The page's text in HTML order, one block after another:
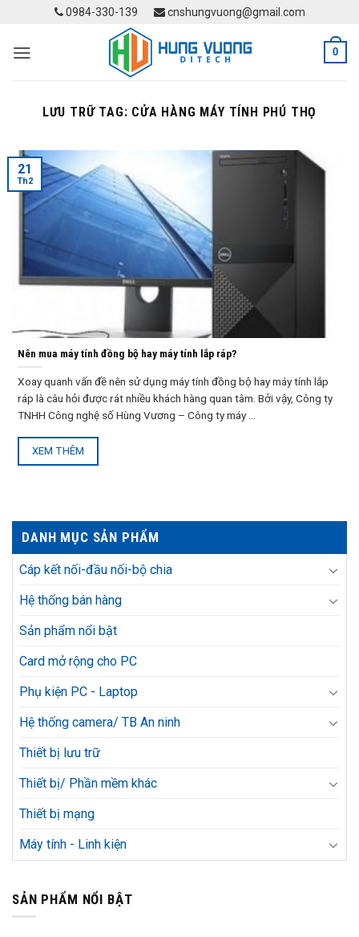
content
0984-330-139 cnshungvuong@gmail.com
0
LƯU TRỮ TAG: CỬA HÀNG MÁY TÍNH PHÚ THỌ
Nên mua máy tính đồng bộ hay máy tính lắp ráp?
Xoay quanh vấn đề nên sử dụng máy tính đồng bộ hay máy tính lắp
ráp là câu hỏi được rát nhiều khách hàng quan tâm. Bởi vậy, Công ty
TNHH Công nghệ số Hùng Vương – Công ty máy ...
XEM THÊM
21
Th2
DANH MỤC SẢN PHẨM
Cáp kết nối-đầu nối-bộ chia
Hệ thống bán hàng
Sản phẩm nổi bật
Card mở rộng cho PC
Phụ kiện PC - Laptop
Hệ thống camera/ TB An ninh
Thiết bị lưu trữ
Thiết bị/ Phần mềm khác
Thiết bị mạng
Máy tính - Linh kiện
SẢN PHẨM NỔI BẬT